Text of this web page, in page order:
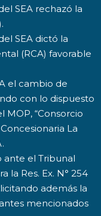
SEA rechazó la
SEA dictó la
(RCA) favorable
el cambio de
con lo dispuesto
“Consorcio
La
ante el Tribunal
la Res. Ex. N° 254
además la
mencionados